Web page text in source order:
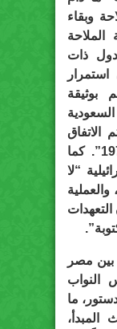
وبقاء
ذات
بوثيقة
الاتفاق
عليه في معاهدة السلام عام 1979”. كما
“لا
بين مصر
النواب
ما